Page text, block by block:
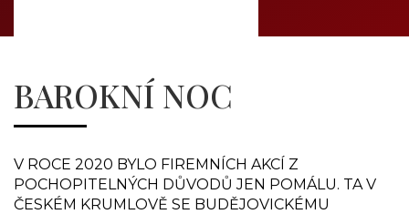
KONTAKT
BAROKNÍ NOC
V ROCE 2020 BYLO FIREMNÍCH AKCÍ Z
POCHOPITELNÝCH DŮVODŮ JEN POMÁLU. TA V
ČESKÉM KRUMLOVĚ SE BUDĚJOVICKÉMU